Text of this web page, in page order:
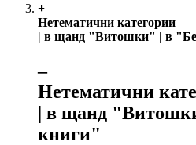
+
Нетематични категории
| в щанд "Витошки" | в
‒
Нетематични
| в щанд
книги"